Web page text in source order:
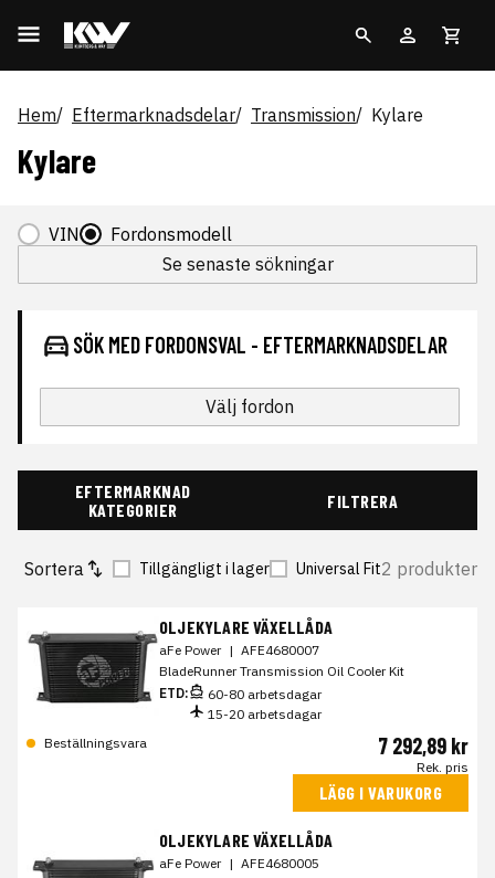
Hem Eftermarknadsdelar Transmission Kylare
Kylare
VIN
Fordonsmodell
Se senaste sökningar
SÖK MED FORDONSVAL - EFTERMARKNADSDELAR
Välj fordon
EFTERMARKNAD
KATEGORIER
FILTRERA
Sortera Tillgängligt i lager Universal Fit2 produkter
OLJEKYLARE VÄXELLÅDA
aFe Power | AFE4680007
BladeRunner Transmission Oil Cooler Kit
ETD:
60-80 arbetsdagar
15-20 arbetsdagar
Beställningsvara
7 292,89 kr
Rek. pris
LÄGG I VARUKORG
OLJEKYLARE VÄXELLÅDA
aFe Power | AFE4680005